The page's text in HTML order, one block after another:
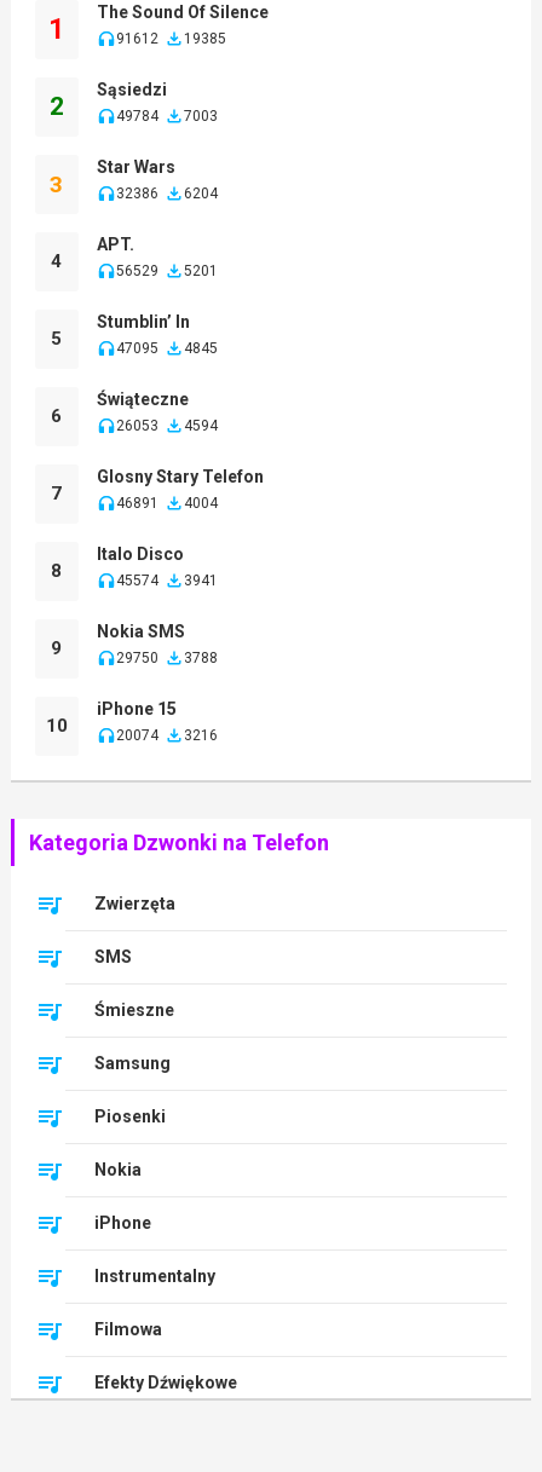
1
The Sound Of Silence
91612 19385
2
Sąsiedzi
49784 7003
3
Star Wars
32386 6204
4
APT.
56529 5201
5
Stumblin’ In
47095 4845
6
Świąteczne
26053 4594
7
Glosny Stary Telefon
46891 4004
8
Italo Disco
45574 3941
9
Nokia SMS
29750 3788
10
iPhone 15
20074 3216
Kategoria Dzwonki na Telefon
Zwierzęta
SMS
Śmieszne
Samsung
Piosenki
Nokia
iPhone
Instrumentalny
Filmowa
Efekty Dźwiękowe